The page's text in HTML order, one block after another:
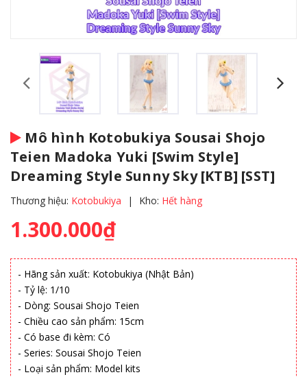
Mô hình Kotobukiya Sousai Shojo
Teien Madoka Yuki [Swim Style]
Dreaming Style Sunny Sky [KTB] [SST]
Thương hiệu: Kotobukiya | Kho: Hết hàng
1.300.000₫
- Hãng sản xuất: Kotobukiya (Nhật Bản)
- Tỷ lệ: 1/10
- Dòng: Sousai Shojo Teien
- Chiều cao sản phẩm: 15cm
- Có base đi kèm: Có
- Series: Sousai Shojo Teien
- Loại sản phẩm: Model kits